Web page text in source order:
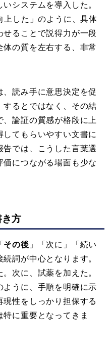
システムを導入した。
上した」のように、具体
せることで説得力が一段
の質を左右する、非常
読み手に意思決定を促
するとではなく、その結
論証の質感が格段に上
てもらいやすい文書に
では、こうした言葉選
につながる場面も少な
方
その後 」「次に」「続い
詞が中心となります。
次に、試薬を加えた。
うに、手順を明確に示
性をしっかり担保する
に重要となってきま